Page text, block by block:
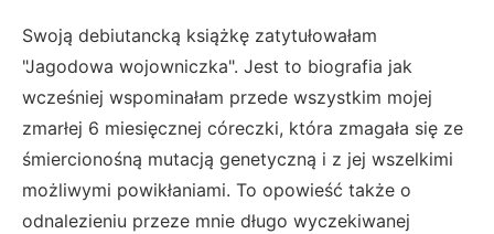
Swoją debiutancką książkę zatytułowałam
"Jagodowa wojowniczka". Jest to biografia jak
wcześniej wspominałam przede wszystkim mojej
zmarłej 6 miesięcznej córeczki, która zmagała się ze
śmiercionośną mutacją genetyczną i z jej wszelkimi
możliwymi powikłaniami. To opowieść także o
odnalezieniu przeze mnie długo wyczekiwanej